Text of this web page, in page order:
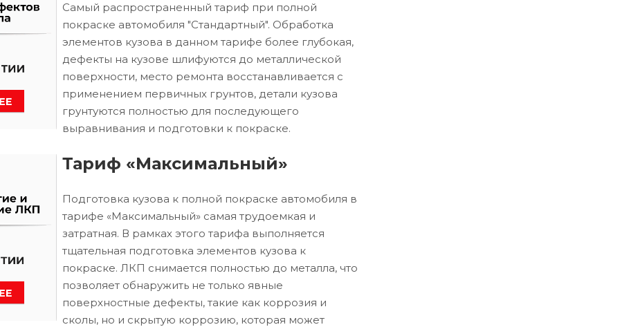
Самый распространенный тариф при полной
покраске автомобиля "Стандартный". Обработка
элементов кузова в данном тарифе более глубокая,
дефекты на кузове шлифуются до металлической
поверхности, место ремонта восстанавливается с
применением первичных грунтов, детали кузова
грунтуются полностью для последующего
выравнивания и подготовки к покраске.
Тариф «Максимальный»
Подготовка кузова к полной покраске автомобиля в
тарифе «Максимальный» самая трудоемкая и
затратная. В рамках этого тарифа выполняется
тщательная подготовка элементов кузова к
покраске. ЛКП снимается полностью до металла, что
позволяет обнаружить не только явные
поверхностные дефекты, такие как коррозия и
сколы, но и скрытую коррозию, которая может